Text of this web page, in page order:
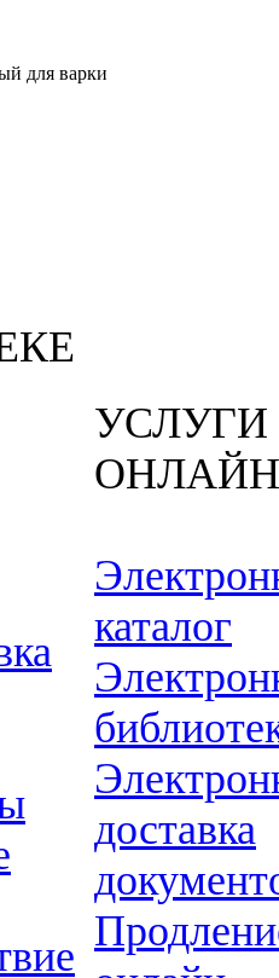
для варки
УСЛУГИ
ОНЛАЙН
каталог
доставка